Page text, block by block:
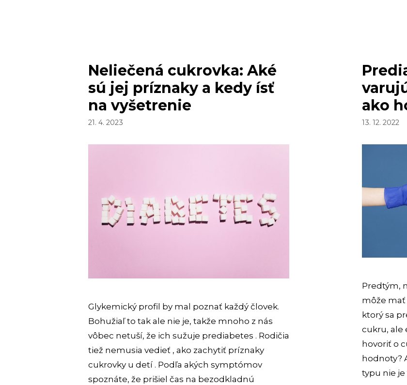
Neliečená cukrovka: Aké
sú jej príznaky a kedy ísť
na vyšetrenie
21. 4. 2023
Glykemický profil by mal poznať každý človek.
Bohužiaľ to tak ale nie je, takže mnoho z nás
vôbec netuší, že ich sužuje prediabetes . Rodičia
tiež nemusia vedieť , ako zachytiť príznaky
cukrovky u detí . Podľa akých symptómov
spoznáte, že prišiel čas na bezodkladnú
ako
13. 12. 2022
Predtým,
môže mať
ktorý sa
cukru, ale
hovoriť o
hodnoty?
typu nie